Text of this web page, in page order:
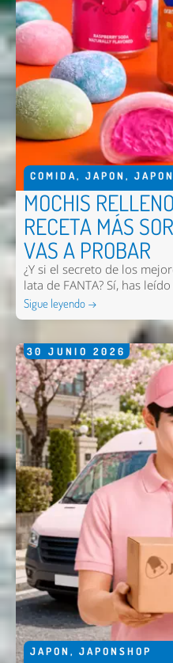
COMIDA, JAPON ,
MOCHIS
RECETA MÁS
VAS A PROBAR
¿Y si el secreto de los
lata de FANTA? Sí, has
Sigue leyendo →
30 JUNIO 2026
JAPON , JAPONSHOP
Nombre *
Email *
Comentario *